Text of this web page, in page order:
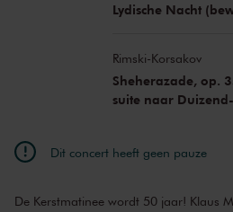
Lydische Nacht
Rimski-Korsakov
Sheherazade, op.
suite naar
Dit concert heeft geen pauze
De Kerstmatinee wordt 50 jaar! Klaus